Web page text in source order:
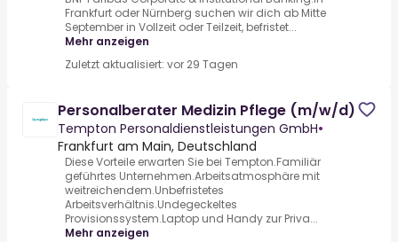
Frankfurt oder Nürnberg suchen wir dich ab Mitte
September in Vollzeit oder Teilzeit, befristet...
Mehr anzeigen
Zuletzt aktualisiert: vor 29 Tagen
Personalberater Medizin Pflege (m/w/d)
Tempton Personaldienstleistungen GmbH•
Frankfurt am Main, Deutschland
Diese Vorteile erwarten Sie bei Tempton.Familiär
geführtes Unternehmen.Arbeitsatmosphäre mit
weitreichendem.Unbefristetes
Arbeitsverhältnis.Undegeckeltes
Provisionssystem.Laptop und Handy zur Priva...
Mehr anzeigen